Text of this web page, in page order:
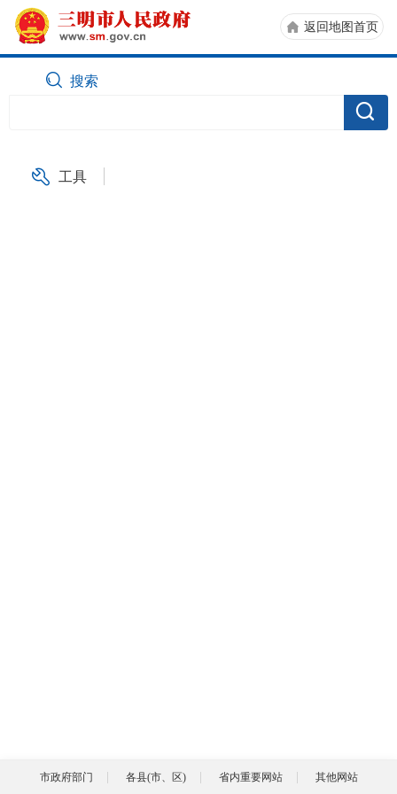
返回地图首页
搜索
工具
市政府部门 各县(市、区) 省内重要网站 其他网站